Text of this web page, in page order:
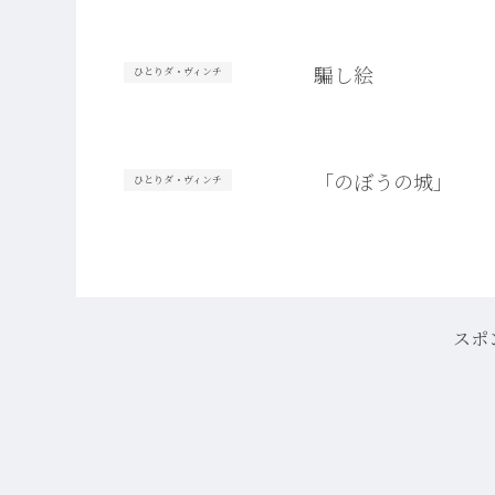
ひとりダ・ヴィンチ 騙し絵
ひとりダ・ヴィンチ 「のぼうの城」
スポ